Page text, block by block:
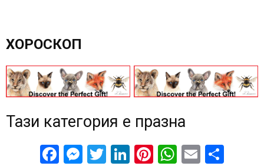
ХОРОСКОП
Тази категория е празна
Facebook
Messenger
Twitter
LinkedIn
Pinterest
WhatsApp
Email